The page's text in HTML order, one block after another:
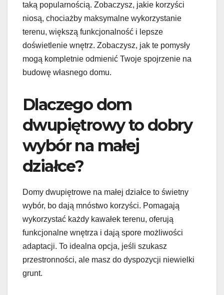
taką popularnością. Zobaczysz, jakie korzyści
niosą, chociażby maksymalne wykorzystanie
terenu, większą funkcjonalność i lepsze
doświetlenie wnętrz. Zobaczysz, jak te pomysły
mogą kompletnie odmienić Twoje spojrzenie na
budowę własnego domu.
Dlaczego dom
dwupiętrowy to dobry
wybór na małej
działce?
Domy dwupiętrowe na małej działce to świetny
wybór, bo dają mnóstwo korzyści. Pomagają
wykorzystać każdy kawałek terenu, oferują
funkcjonalne wnętrza i dają spore możliwości
adaptacji. To idealna opcja, jeśli szukasz
przestronności, ale masz do dyspozycji niewielki
grunt.